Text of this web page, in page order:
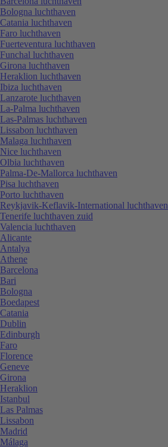
Bologna luchthaven
Catania luchthaven
Faro luchthaven
Fuerteventura luchthaven
Funchal luchthaven
Girona luchthaven
Heraklion luchthaven
Ibiza luchthaven
Lanzarote luchthaven
La-Palma luchthaven
Las-Palmas luchthaven
Lissabon luchthaven
Malaga luchthaven
Nice luchthaven
Olbia luchthaven
Palma-De-Mallorca luchthaven
Pisa luchthaven
Porto luchthaven
Reykjavik-Keflavik-International luchthaven
Tenerife luchthaven zuid
Valencia luchthaven
Alicante
Antalya
Athene
Barcelona
Bari
Bologna
Boedapest
Catania
Dublin
Edinburgh
Faro
Florence
Geneve
Girona
Heraklion
Istanbul
Las Palmas
Lissabon
Madrid
Málaga